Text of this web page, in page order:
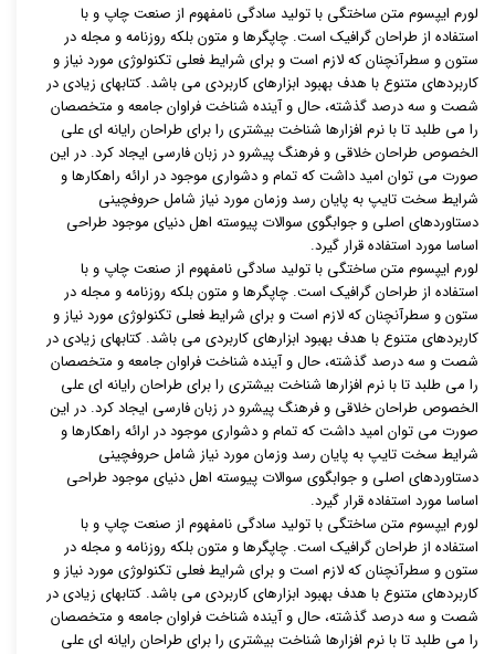
لورم ایپسوم متن ساختگی با تولید سادگی نامفهوم از صنعت چاپ و با
استفاده از طراحان گرافیک است. چاپگرها و متون بلکه روزنامه و مجله در
ستون و سطرآنچنان که لازم است و برای شرایط فعلی تکنولوژی مورد نیاز و
کاربردهای متنوع با هدف بهبود ابزارهای کاربردی می باشد. کتابهای زیادی در
شصت و سه درصد گذشته، حال و آینده شناخت فراوان جامعه و متخصصان
را می طلبد تا با نرم افزارها شناخت بیشتری را برای طراحان رایانه ای علی
الخصوص طراحان خلاقی و فرهنگ پیشرو در زبان فارسی ایجاد کرد. در این
صورت می توان امید داشت که تمام و دشواری موجود در ارائه راهکارها و
شرایط سخت تایپ به پایان رسد وزمان مورد نیاز شامل حروفچینی
دستاوردهای اصلی و جوابگوی سوالات پیوسته اهل دنیای موجود طراحی
اساسا مورد استفاده قرار گیرد.
لورم ایپسوم متن ساختگی با تولید سادگی نامفهوم از صنعت چاپ و با
استفاده از طراحان گرافیک است. چاپگرها و متون بلکه روزنامه و مجله در
ستون و سطرآنچنان که لازم است و برای شرایط فعلی تکنولوژی مورد نیاز و
کاربردهای متنوع با هدف بهبود ابزارهای کاربردی می باشد. کتابهای زیادی در
شصت و سه درصد گذشته، حال و آینده شناخت فراوان جامعه و متخصصان
را می طلبد تا با نرم افزارها شناخت بیشتری را برای طراحان رایانه ای علی
الخصوص طراحان خلاقی و فرهنگ پیشرو در زبان فارسی ایجاد کرد. در این
صورت می توان امید داشت که تمام و دشواری موجود در ارائه راهکارها و
شرایط سخت تایپ به پایان رسد وزمان مورد نیاز شامل حروفچینی
دستاوردهای اصلی و جوابگوی سوالات پیوسته اهل دنیای موجود طراحی
اساسا مورد استفاده قرار گیرد.
لورم ایپسوم متن ساختگی با تولید سادگی نامفهوم از صنعت چاپ و با
استفاده از طراحان گرافیک است. چاپگرها و متون بلکه روزنامه و مجله در
ستون و سطرآنچنان که لازم است و برای شرایط فعلی تکنولوژی مورد نیاز و
کاربردهای متنوع با هدف بهبود ابزارهای کاربردی می باشد. کتابهای زیادی در
شصت و سه درصد گذشته، حال و آینده شناخت فراوان جامعه و متخصصان
را می طلبد تا با نرم افزارها شناخت بیشتری را برای طراحان رایانه ای علی